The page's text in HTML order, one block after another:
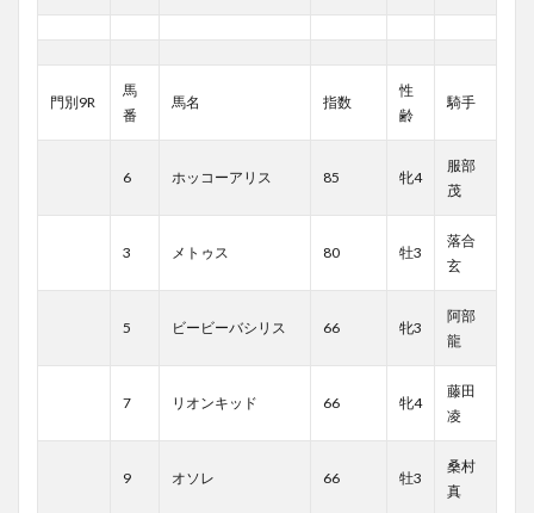
門別9R
馬
番
馬名 指数
性
齢
騎手
6 ホッコーアリス 85 牝4
服部
茂
3 メトゥス 80 牡3
落合
玄
5 ビービーバシリス 66 牝3
阿部
龍
7 リオンキッド 66 牝4
藤田
凌
9 オソレ 66 牡3
桑村
真